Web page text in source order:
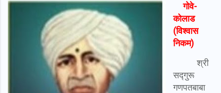
गोवे-
कोलाड
(विश्वास
निकम)
श्री
सद्गुरू
गणपतबाबा